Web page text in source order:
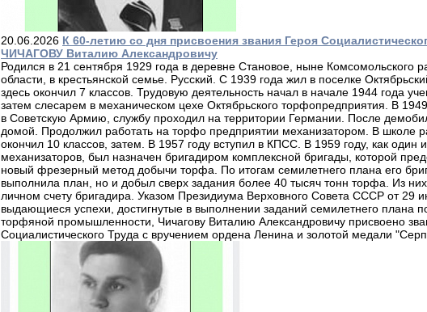
20.06.2026 К 60-летию со дня присвоения звания Героя
ЧИЧАГОВУ Виталию Александровичу
Родился в 21 сентября 1929 года в деревне Становое, ныне Комсомольского
области, в крестьянской семье. Русский. С 1939 года жил в поселке
здесь окончил 7 классов. Трудовую деятельность начал в начале 1944 года
затем слесарем в механическом цехе Октябрьского торфопредприятия. В
в Советскую Армию, службу проходил на территории Германии. После
домой. Продолжил работать на торфо предприятии механизатором. В школе
окончил 10 классов, затем. В 1957 году вступил в КПСС. В 1959 году, как один
механизаторов, был назначен бригадиром комплексной бригады, которой
новый фрезерный метод добычи торфа. По итогам семилетнего плана его
выполнила план, но и добыл сверх задания более 40 тысяч тонн торфа. Из
личном счету бригадира. Указом Президиума Верховного Совета СССР от 29
выдающиеся успехи, достигнутые в выполнении заданий семилетнего плана
торфяной промышленности, Чичагову Виталию Александровичу присвоено
Социалистического Труда с вручением ордена Ленина и золотой медали